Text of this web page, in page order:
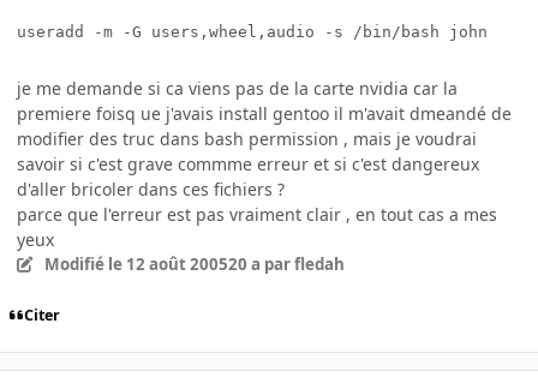
useradd -m -G users,wheel,audio -s /bin/bash john
je me demande si ca viens pas de la carte nvidia car la
premiere foisq ue j'avais install gentoo il m'avait dmeandé de
modifier des truc dans bash permission , mais je voudrai
savoir si c'est grave commme erreur et si c'est dangereux
d'aller bricoler dans ces fichiers ?
parce que l'erreur est pas vraiment clair , en tout cas a mes
yeux
Modifié le 12 août 200520 a par fledah
Citer